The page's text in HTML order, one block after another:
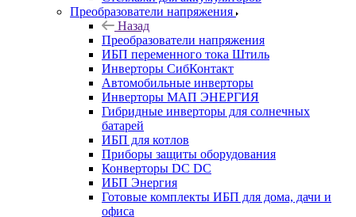
Преобразователи напряжения
Назад
Преобразователи напряжения
ИБП переменного тока Штиль
Инверторы СибКонтакт
Автомобильные инверторы
Инверторы МАП ЭНЕРГИЯ
Гибридные инверторы для солнечных
батарей
ИБП для котлов
Приборы защиты оборудования
Конверторы DC DC
ИБП Энергия
Готовые комплекты ИБП для дома, дачи и
офиса